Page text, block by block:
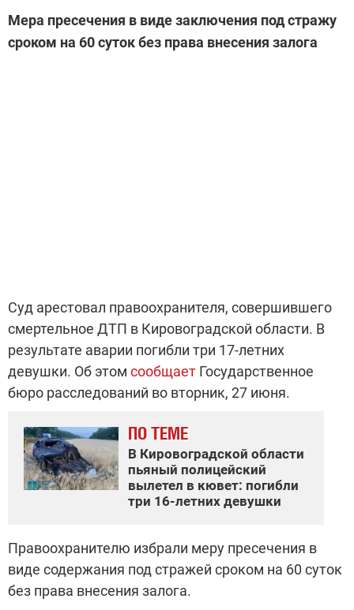
Мера пресечения в виде заключения под стражу
сроком на 60 суток без права внесения залога
Суд арестовал правоохранителя, совершившего
смертельное ДТП в Кировоградской области. В
результате аварии погибли три 17-летних
девушки. Об этом сообщает Государственное
бюро расследований во вторник, 27 июня.
ПО ТЕМЕ
В Кировоградской области
пьяный полицейский
вылетел в кювет: погибли
три 16-летних девушки
Правоохранителю избрали меру пресечения в
виде содержания под стражей сроком на 60 суток
без права внесения залога.